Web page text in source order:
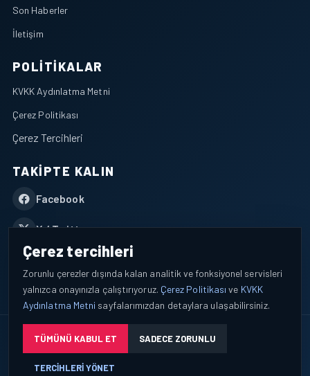
Son Haberler
İletişim
POLITIKALAR
KVKK Aydınlatma Metni
Çerez Politikası
Çerez Tercihleri
TAKIPTE KALIN
Facebook
X / Twitter
YouTube
WhatsApp
© 2026 AEROPORTIST I Havacılık Veri ve Analiz Platformu. Tüm
Okuyucu verileri yalnızca açık bilgilendirme ve tercih yönetimi
Çerez tercihleri
Zorunlu çerezler dışında kalan analitik ve fonksiyonel servisleri
yalnızca onayınızla çalıştırıyoruz. Çerez Politikası ve KVKK
Aydınlatma Metni sayfalarımızdan detaylara ulaşabilirsiniz.
TÜMÜNÜ KABUL ET SADECE ZORUNLU
TERCIHLERI YÖNET